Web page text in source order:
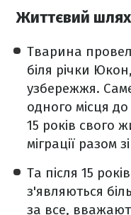
Життєвий
Тварина
біля річки
узбережжя.
одного місця
15 років свого
міграції разом
Та після 15
з'являються
за все,